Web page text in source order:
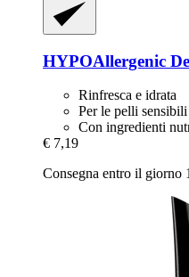
HYPOAllergenic
Rinfresca e idrata
Per le pelli sensibili
Con ingredienti
€ 7,19
Consegna entro il giorno